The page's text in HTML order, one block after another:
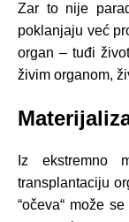
Zar to nije
poklanjaju već
organ – tuđi
živim organom,
Iz ekstremno
transplantaciju
“očeva“ može